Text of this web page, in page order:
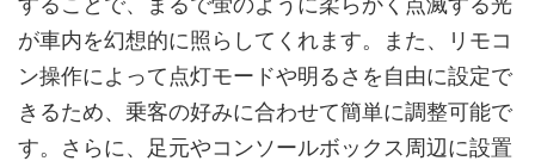
が車内を幻想的に照らしてくれます。また、リモコ
ン操作によって点灯モードや明るさを自由に設定で
きるため、乗客の好みに合わせて簡単に調整可能で
す。さらに、足元やコンソールボックス周辺に設置